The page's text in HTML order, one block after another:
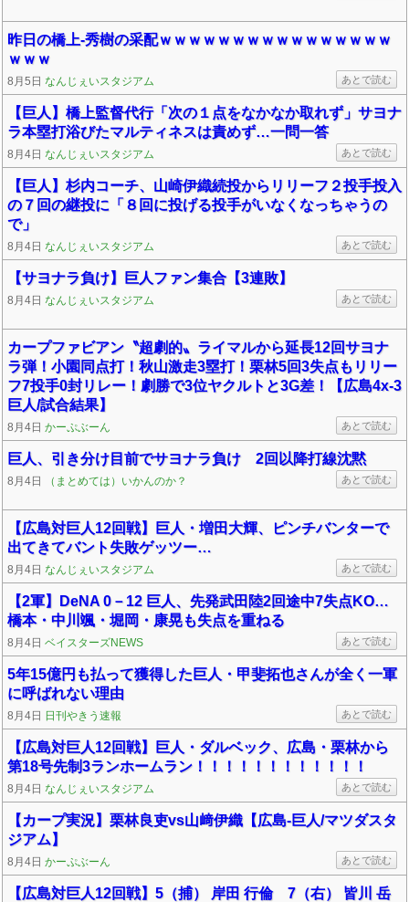
昨日の橋上-秀樹の采配ｗｗｗｗｗｗｗｗｗｗｗｗｗｗｗｗ
ｗｗｗ
8月5日 なんじぇいスタジアム あとで読む
【巨人】橋上監督代行「次の１点をなかなか取れず」サヨナ
ラ本塁打浴びたマルティネスは責めず…一問一答
8月4日 なんじぇいスタジアム あとで読む
【巨人】杉内コーチ、山崎伊織続投からリリーフ２投手投入
の７回の継投に「８回に投げる投手がいなくなっちゃうの
で」
8月4日 なんじぇいスタジアム あとで読む
【サヨナラ負け】巨人ファン集合【3連敗】
8月4日 なんじぇいスタジアム あとで読む
カープファビアン〝超劇的〟ライマルから延長12回サヨナ
ラ弾！小園同点打！秋山激走3塁打！栗林5回3失点もリリー
フ7投手0封リレー！劇勝で3位ヤクルトと3G差！【広島4x-3
巨人/試合結果】
8月4日 かーぷぶーん あとで読む
巨人、引き分け目前でサヨナラ負け 2回以降打線沈黙
8月4日 （まとめては）いかんのか？ あとで読む
【広島対巨人12回戦】巨人・増田大輝、ピンチバンターで
出てきてバント失敗ゲッツー…
8月4日 なんじぇいスタジアム あとで読む
【2軍】DeNA 0－12 巨人、先発武田陸2回途中7失点KO…
橋本・中川颯・堀岡・康晃も失点を重ねる
8月4日 ベイスターズNEWS あとで読む
5年15億円も払って獲得した巨人・甲斐拓也さんが全く一軍
に呼ばれない理由
8月4日 日刊やきう速報 あとで読む
【広島対巨人12回戦】巨人・ダルベック、広島・栗林から
第18号先制3ランホームラン！！！！！！！！！！！！
8月4日 なんじぇいスタジアム あとで読む
【カープ実況】栗林良吏vs山﨑伊織【広島-巨人/マツダスタ
ジアム】
8月4日 かーぷぶーん あとで読む
【広島対巨人12回戦】5（捕） 岸田 行倫 7（右） 皆川 岳